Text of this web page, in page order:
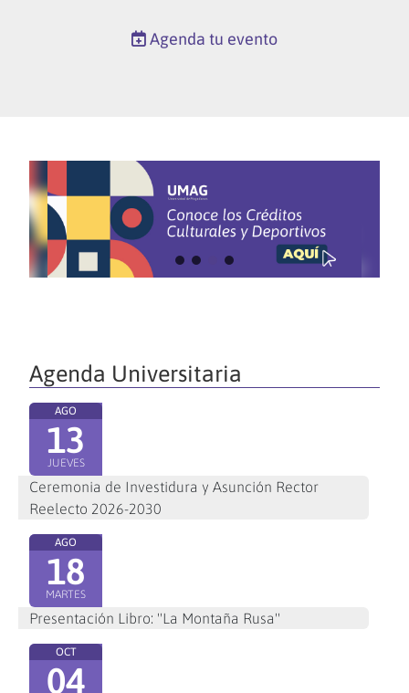
Agenda tu evento
Agenda Universitaria
AGO
13
JUEVES
Ceremonia de Investidura y Asunción Rector
Reelecto 2026-2030
AGO
18
MARTES
Presentación Libro: "La Montaña Rusa"
OCT
04